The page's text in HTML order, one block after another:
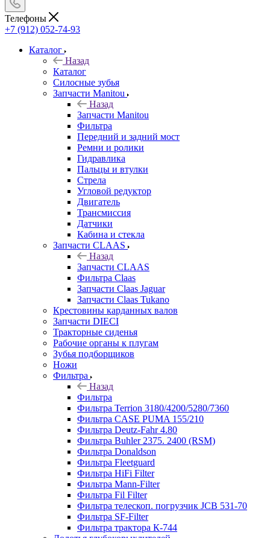
Телефоны
+7 (912) 052-74-93
Каталог
Назад
Каталог
Cилосные зубья
Запчасти Manitou
Назад
Запчасти Manitou
Фильтра
Передний и задний мост
Ремни и ролики
Гидравлика
Пальцы и втулки
Стрела
Угловой редуктор
Двигатель
Трансмиссия
Датчики
Кабина и стекла
Запчасти CLAAS
Назад
Запчасти CLAAS
Фильтра Claas
Запчасти Claas Jaguar
Запчасти Claas Tukano
Крестовины карданных валов
Запчасти DIECI
Тракторные сиденья
Рабочие органы к плугам
Зубья подборщиков
Ножи
Фильтра
Назад
Фильтра
Фильтра Terrion 3180/4200/5280/7360
Фильтра CASE PUMA 155/210
Фильтра Deutz-Fahr 4.80
Фильтра Buhler 2375. 2400 (RSM)
Фильтра Donaldson
Фильтра Fleetguard
Фильтра HiFi Filter
Фильтра Mann-Filter
Фильтра Fil Filter
Фильтра телескоп. погрузчик JCB 531-70
Фильтра SF-Filter
Фильтра трактора К-744